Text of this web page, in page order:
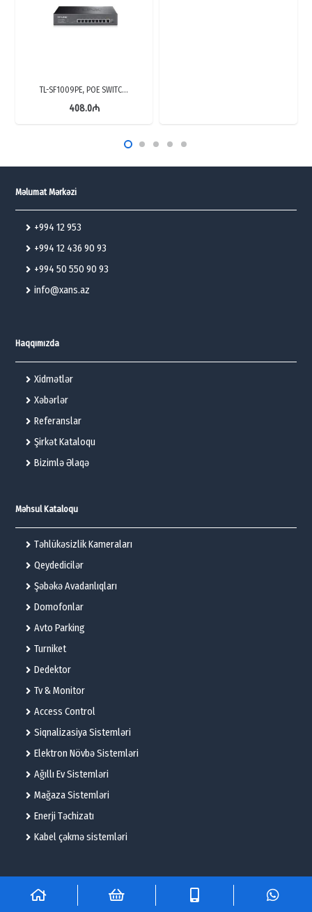
TL-SF1009PE, POE SWITC…
408.0₼
Məlumat Mərkəzi
+994 12 953
+994 12 436 90 93
+994 50 550 90 93
info@xans.az
Haqqımızda
Xidmətlər
Xəbərlər
Referanslar
Şirkət Kataloqu
Bizimlə Əlaqə
Məhsul Kataloqu
Təhlükəsizlik Kameraları
Qeydedicilər
Şəbəkə Avadanlıqları
Domofonlar
Avto Parking
Turniket
Dedektor
Tv & Monitor
Access Control
Siqnalizasiya Sistemləri
Elektron Növbə Sistemləri
Ağıllı Ev Sistemləri
Mağaza Sistemləri
Enerji Təchizatı
Kabel çəkmə sistemləri
© 2025 – Flame Technologies